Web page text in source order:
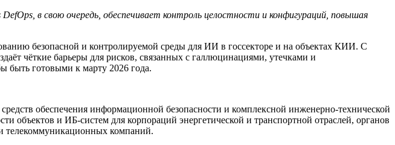
в свою очередь, обеспечивает контроль целостности и конфигураций, повышая
безопасной и контролируемой среды для ИИ в госсекторе и на объектах КИИ. С
чёткие барьеры для рисков, связанных с галлюцинациями, утечками и
быть готовыми к марту 2026 года.
обеспечения информационной безопасности и комплексной инженерно-технической
объектов и ИБ-систем для корпораций энергетической и транспортной отраслей, органов
телекоммуникационных компаний.